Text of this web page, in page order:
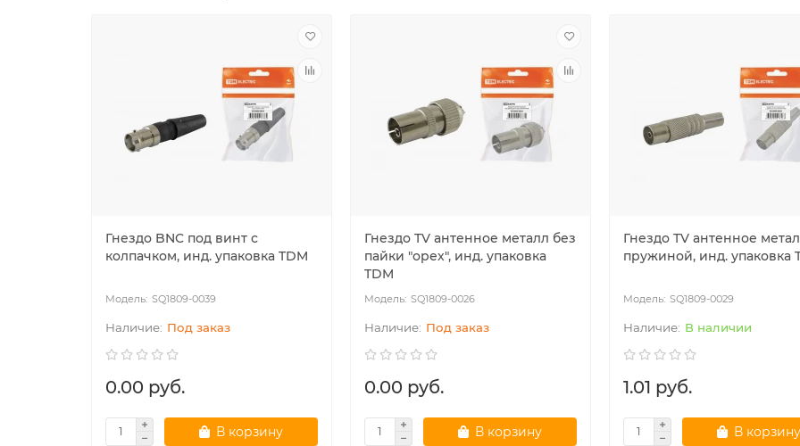
Гнездо BNC под винт с
колпачком, инд. упаковка TDM
SQ1809-0039
Под заказ
0.00 руб.
В корзину
Гнездо TV антенное металл без
пайки "орех", инд. упаковка
TDM
SQ1809-0026
Под заказ
0.00 руб.
В корзину
Гнездо TV антенное
пружиной, инд. упаковка
SQ1809-0029
В наличии
1.01 руб.
В корзину